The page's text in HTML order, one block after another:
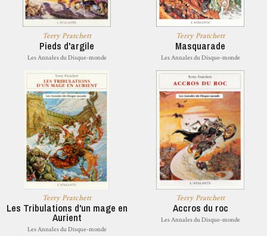
Terry Pratchett
Pieds d'argile
Les Annales du Disque-monde
Terry Pratchett
Masquarade
Les Annales du Disque-monde
Terry Pratchett
Les Tribulations d'un mage en
Aurient
Les Annales du Disque-monde
Terry Pratchett
Accros du roc
Les Annales du Disque-monde